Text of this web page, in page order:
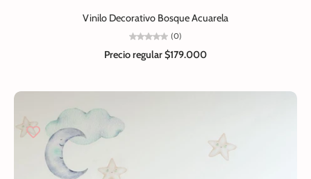
Vinilo Decorativo Bosque Acuarela
(0)
Precio regular$179.000